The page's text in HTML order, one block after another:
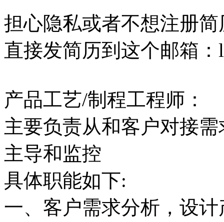
担心隐私或者不想注册简
直接发简历到这个邮箱：
产品工艺/制程工程师：
主要负责从和客户对接
主导和监控
具体职能如下:
一、客户需求分析，设